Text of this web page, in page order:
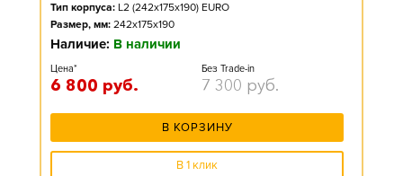
Тип корпуса: L2 (242x175x190) EURO
Размер, мм: 242x175x190
Наличие: В наличии
Цена*
6 800 руб.
Без Trade-in
7 300 руб.
В КОРЗИНУ
В 1 клик